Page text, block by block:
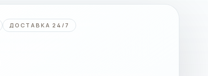
ДОСТАВКА 24/7